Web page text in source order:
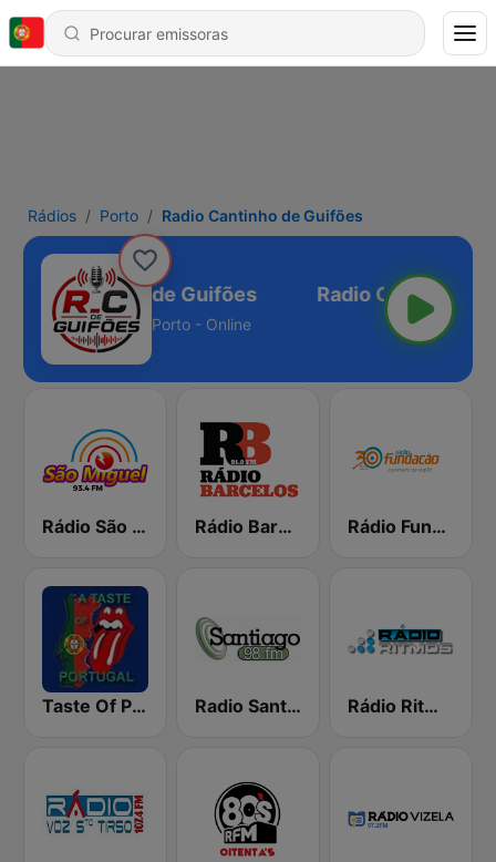
Rádios Porto Radio Cantinho de Guifões
Cantinho de Guifões
Porto - Online
Rádio São Miguel 93.4 Rádio Barcelos Rádio Fundação
Taste Of Portugal Radio Radio Santiago Rádio Ritmos